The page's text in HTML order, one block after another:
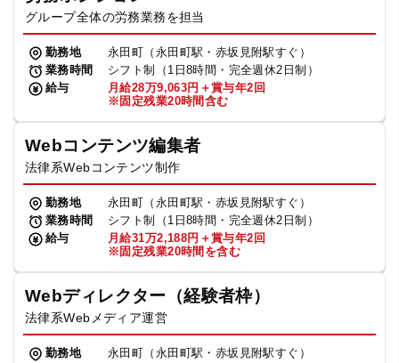
グループ全体の労務業務を担当
勤務地
永田町（永田町駅・赤坂見附駅すぐ）
業務時間
シフト制（1日8時間・完全週休2日制）
給与
月給28万9,063円＋賞与年2回
※固定残業20時間含む
Webコンテンツ編集者
法律系Webコンテンツ制作
勤務地
永田町（永田町駅・赤坂見附駅すぐ）
業務時間
シフト制（1日8時間・完全週休2日制）
給与
月給31万2,188円＋賞与年2回
※固定残業20時間を含む
Webディレクター（経験者枠）
法律系Webメディア運営
勤務地
永田町（永田町駅・赤坂見附駅すぐ）